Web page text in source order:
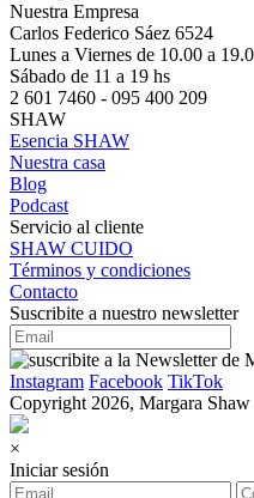
Nuestra Empresa
Carlos Federico Sáez 6524
Lunes a Viernes de 10.00 a
Sábado de 11 a 19 hs
2 601 7460 - 095 400 209
SHAW
Esencia SHAW
Nuestra casa
Blog
Podcast
Servicio al cliente
SHAW CUIDO
Términos y condiciones
Contacto
Suscribite a nuestro newsletter
Instagram Facebook TikTok
Copyright 2026, Margara Shaw
×
Iniciar sesión